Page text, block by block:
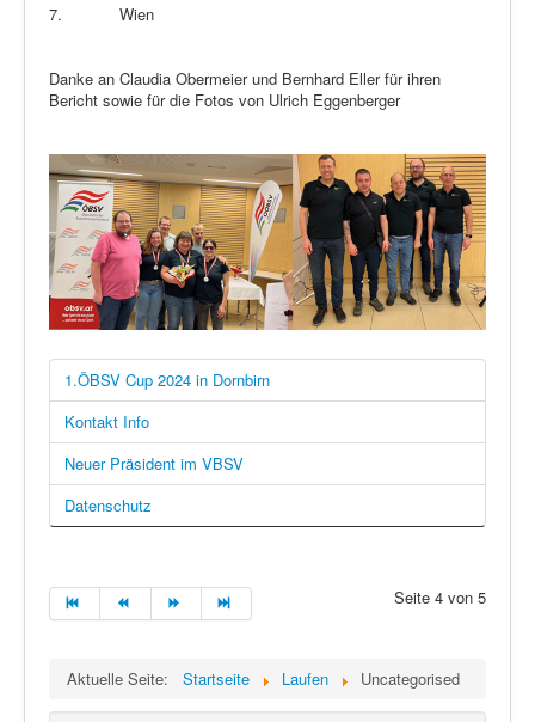
7.
Wien
Danke an Claudia Obermeier und Bernhard Eller für ihren
Bericht sowie für die Fotos von Ulrich Eggenberger
1.ÖBSV Cup 2024 in Dornbirn
Kontakt Info
Neuer Präsident im VBSV
Datenschutz
Seite 4 von 5
Aktuelle Seite: Startseite Laufen Uncategorised